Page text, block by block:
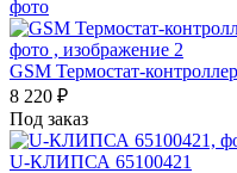
GSM Термостат-
8 220 ₽
Под заказ
U-КЛИПСА 65100421